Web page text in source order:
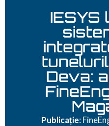
IESYS
Deva:
Publicație: